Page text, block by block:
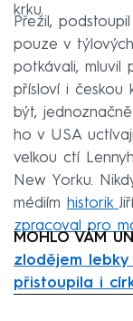
krku.
Přežil,
pouze v
potkávali, mluvil
přísloví i českou
být,
ho v USA
velkou ctí
New Yorku.
médiím historik
zpracoval pro
MOHLO VÁM
zlodějem
přistoupila i